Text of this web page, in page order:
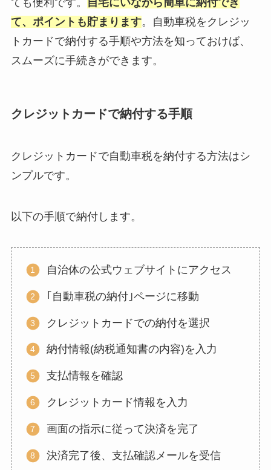
ても便利です。
自宅にいながら簡単に納付でき
て、ポイントも貯まります。自動車税をクレジッ
トカードで納付する手順や方法を知っておけば、
スムーズに手続きができます。
クレジットカードで納付する手順
クレジットカードで自動車税を納付する方法はシ
ンプルです。
以下の手順で納付します。
自治体の公式ウェブサイトにアクセス
｢自動車税の納付｣ページに移動
クレジットカードでの納付を選択
納付情報(納税通知書の内容)を入力
支払情報を確認
クレジットカード情報を入力
画面の指示に従って決済を完了
決済完了後、支払確認メールを受信